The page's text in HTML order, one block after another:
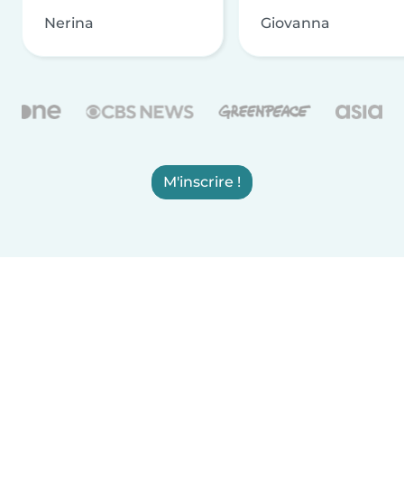
Nerina Giovanna
M'inscrire !